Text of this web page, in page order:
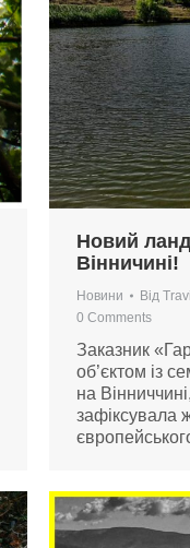
Новий
Вінничині!
Новини Від
0 Comments
Заказник
об’єктом із
на
зафіксувала